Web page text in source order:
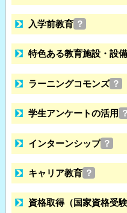
入学前教育 ？
特色ある教育施設・設
ラーニングコモンズ ？
学生アンケートの活用 ？
インターンシップ ？
キャリア教育 ？
資格取得（国家資格受験